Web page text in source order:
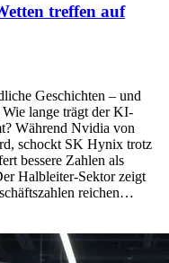
treffen auf
Geschichten – und
Wie lange trägt der KI-
Während Nvidia von
schockt SK Hynix trotz
bessere Zahlen als
Halbleiter-Sektor zeigt
reichen…